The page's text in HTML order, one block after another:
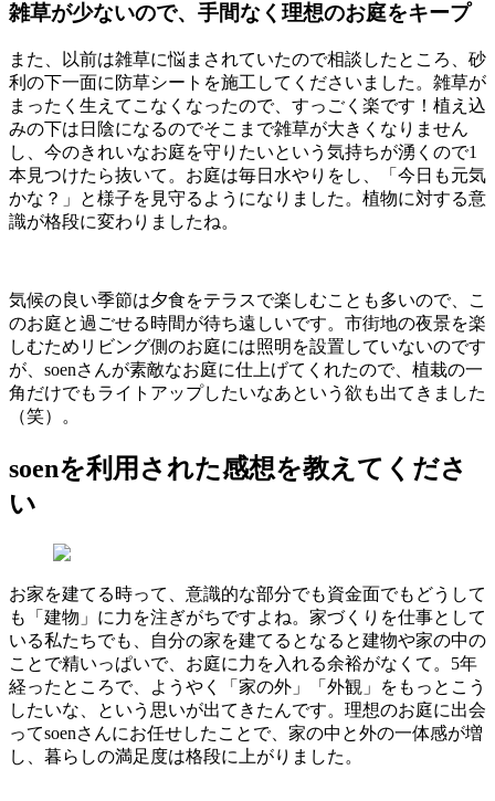
雑草が少ないので、手間なく理想のお庭をキープ
また、以前は雑草に悩まされていたので相談したところ、砂
利の下一面に防草シートを施工してくださいました。雑草が
まったく生えてこなくなったので、すっごく楽です！植え込
みの下は日陰になるのでそこまで雑草が大きくなりません
し、今のきれいなお庭を守りたいという気持ちが湧くので1
本見つけたら抜いて。お庭は毎日水やりをし、「今日も元気
かな？」と様子を見守るようになりました。植物に対する意
識が格段に変わりましたね。
気候の良い季節は夕食をテラスで楽しむことも多いので、こ
のお庭と過ごせる時間が待ち遠しいです。市街地の夜景を楽
しむためリビング側のお庭には照明を設置していないのです
が、soenさんが素敵なお庭に仕上げてくれたので、植栽の一
角だけでもライトアップしたいなあという欲も出てきました
（笑）。
soenを利用された感想を教えてくださ
い
お家を建てる時って、意識的な部分でも資金面でもどうして
も「建物」に力を注ぎがちですよね。家づくりを仕事として
いる私たちでも、自分の家を建てるとなると建物や家の中の
ことで精いっぱいで、お庭に力を入れる余裕がなくて。5年
経ったところで、ようやく「家の外」「外観」をもっとこう
したいな、という思いが出てきたんです。理想のお庭に出会
ってsoenさんにお任せしたことで、家の中と外の一体感が増
し、暮らしの満足度は格段に上がりました。